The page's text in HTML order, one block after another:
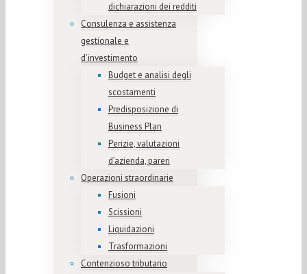
dichiarazioni dei redditi
Consulenza e assistenza
gestionale e
d’investimento
Budget e analisi degli
scostamenti
Predisposizione di
Business Plan
Perizie, valutazioni
d’azienda, pareri
Operazioni straordinarie
Fusioni
Scissioni
Liquidazioni
Trasformazioni
Contenzioso tributario